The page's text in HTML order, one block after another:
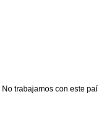
No trabajamos con este